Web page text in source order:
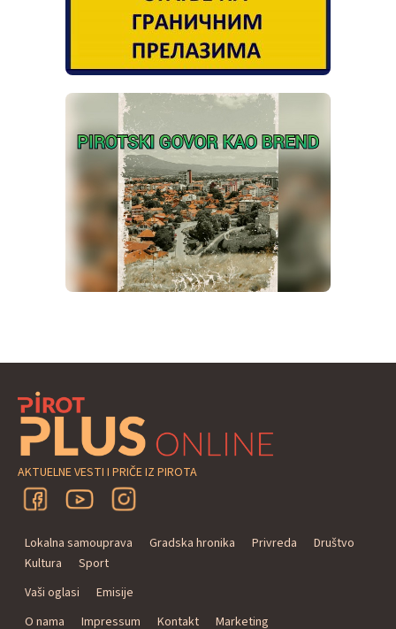
AKTUELNE VESTI I PRIČE IZ PIROTA
Lokalna samouprava Gradska hronika Privreda
Društvo
Kultura
Sport
Vaši oglasi
Emisije
O nama
Impressum Kontakt Marketing